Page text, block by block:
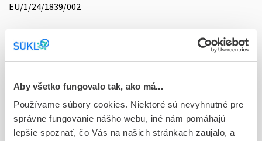
Aby všetko fungovalo tak, ako má...
Používame súbory cookies. Niektoré sú nevyhnutné pre
správne fungovanie nášho webu, iné nám pomáhajú
lepšie spoznať, čo Vás na našich stránkach zaujalo, a
EU/1/24/1839/002
tbl flm 60x20 mg (blis.OPA/Al/PVC/Al)
E - EU registrácia
Typ registračnej procedúry
Európska